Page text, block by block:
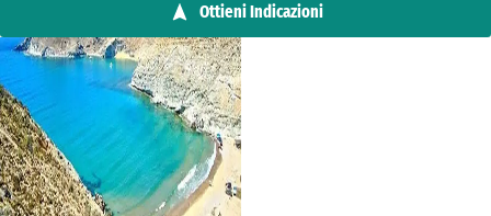
Ottieni Indicazioni